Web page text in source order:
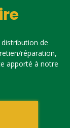
de
réparation,
apporté à notre